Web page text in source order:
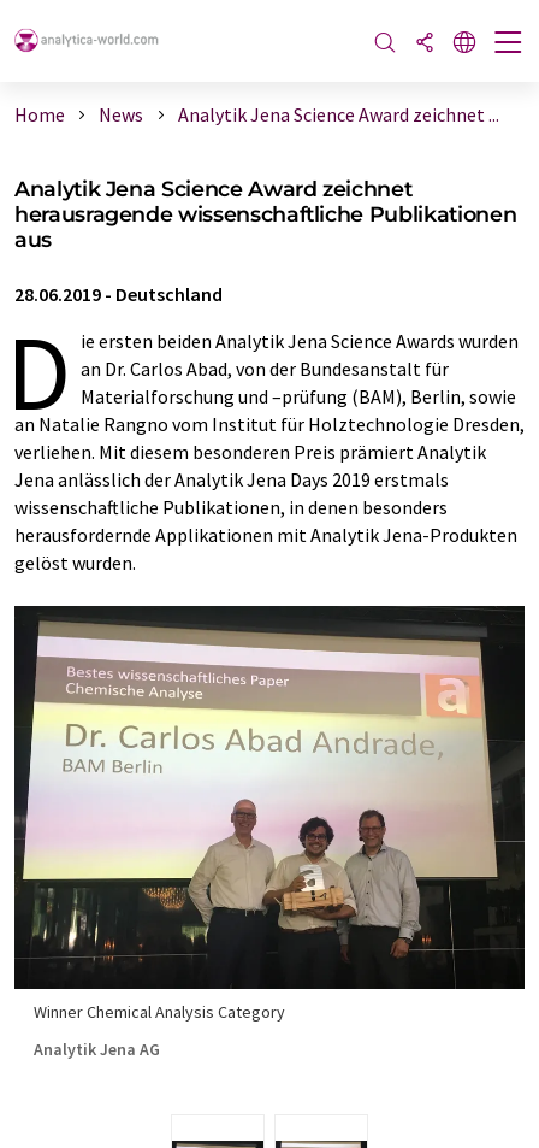
Home News Analytik Jena Science Award zeichnet ...
Analytik Jena Science Award zeichnet
herausragende wissenschaftliche Publikationen
aus
28.06.2019 - Deutschland
D
ie ersten beiden Analytik Jena Science Awards wurden
an Dr. Carlos Abad, von der Bundesanstalt für
Materialforschung und –prüfung (BAM), Berlin, sowie
an Natalie Rangno vom Institut für Holztechnologie Dresden,
verliehen. Mit diesem besonderen Preis prämiert Analytik
Jena anlässlich der Analytik Jena Days 2019 erstmals
wissenschaftliche Publikationen, in denen besonders
herausfordernde Applikationen mit Analytik Jena-Produkten
gelöst wurden.
Winner Chemical Analysis Category
Analytik Jena AG